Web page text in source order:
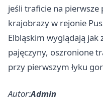
jeśli traficie na
krajobrazy w rejonie
Elbląskim wyglądają jak
pajęczyny, oszronione
przy pierwszym łyku
Autor:Admin